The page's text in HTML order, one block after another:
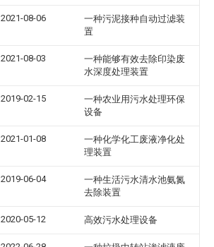
2021-08-06
一种污泥接种自动过滤装
置
2021-08-03
一种能够有效去除印染废
水深度处理装置
2019-02-15
一种农业用污水处理环保
设备
2021-01-08
一种化学化工废液净化处
理装置
2019-06-04
一种生活污水清水池氨氮
去除装置
2020-05-12 高效污水处理设备